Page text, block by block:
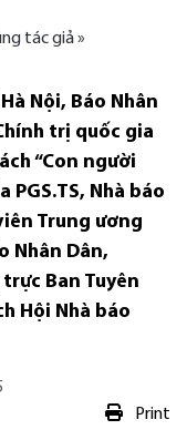
tác giả »
Nội, Báo Nhân
trị quốc gia
“Con người
PGS.TS, Nhà báo
Trung ương
Nhân Dân,
Ban Tuyên
Hội Nhà báo
Print